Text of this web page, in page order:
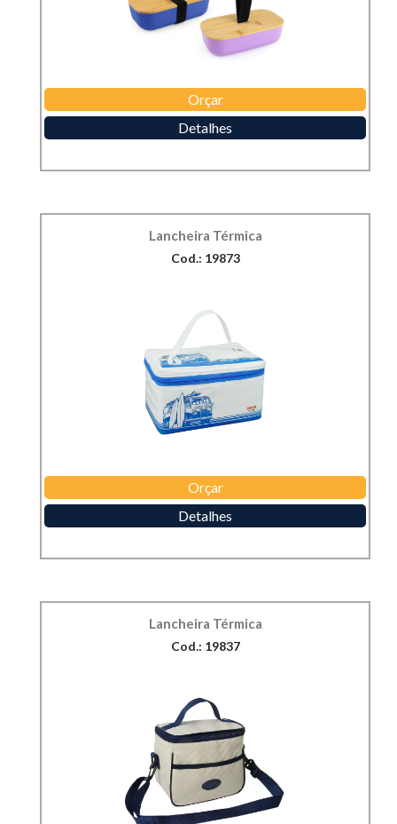
Orçar
Detalhes
Lancheira Térmica
Cod.: 19873
Orçar
Detalhes
Lancheira Térmica
Cod.: 19837